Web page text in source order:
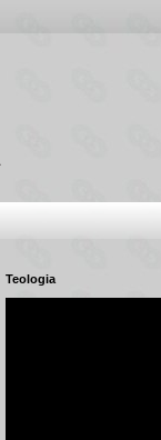
Teologia